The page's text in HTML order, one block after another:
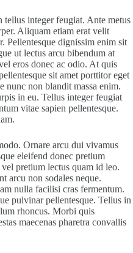
integer feugiat. Ante metus
Aliquam etiam erat velit
Pellentesque dignissim enim sit
ut lectus arcu bibendum at
eros donec ac odio. At quis
sit amet porttitor eget
nunc non blandit massa enim.
in eu. Tellus integer feugiat
vitae sapien pellentesque.
Ornare arcu dui vivamus
eleifend donec pretium
pretium lectus quam id leo.
arcu non sodales neque.
nulla facilisi cras fermentum.
pulvinar pellentesque. Tellus in
rhoncus. Morbi quis
maecenas pharetra convallis